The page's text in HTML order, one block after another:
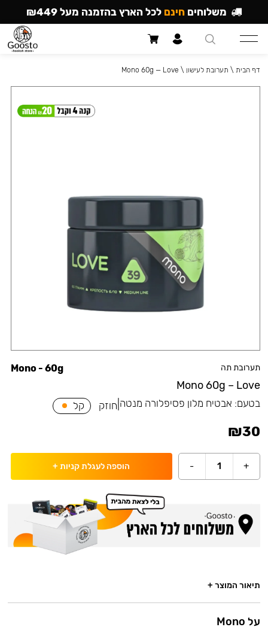
תערובת תה
Mono 60g – Love
Mono - 60g
בטעם: אבטיח מלון פסיפלורה מנטה חוזק קל
₪30
+
1
- הוספה לעגלת קניות +
דף הבית \ תערובת לעישון \
Mono 60g — Love
תיאור המוצר +
על Mono
משלוחים חינם לכל הארץ בהזמנה מעל ₪449